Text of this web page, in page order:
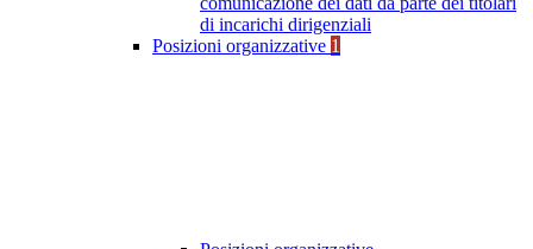
di incarichi dirigenziali
Posizioni organizzative 1